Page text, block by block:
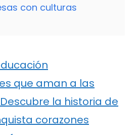
con culturas
que aman a las
la historia de
corazones